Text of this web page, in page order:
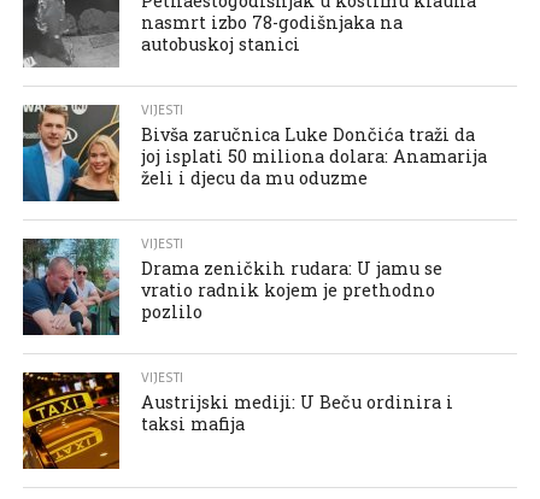
nasmrt izbo 78-godišnjaka na
autobuskoj stanici
VIJESTI
Bivša zaručnica Luke Dončića traži da
joj isplati 50 miliona dolara: Anamarija
želi i djecu da mu oduzme
VIJESTI
Drama zeničkih rudara: U jamu se
vratio radnik kojem je prethodno
pozlilo
VIJESTI
Austrijski mediji: U Beču ordinira i
taksi mafija